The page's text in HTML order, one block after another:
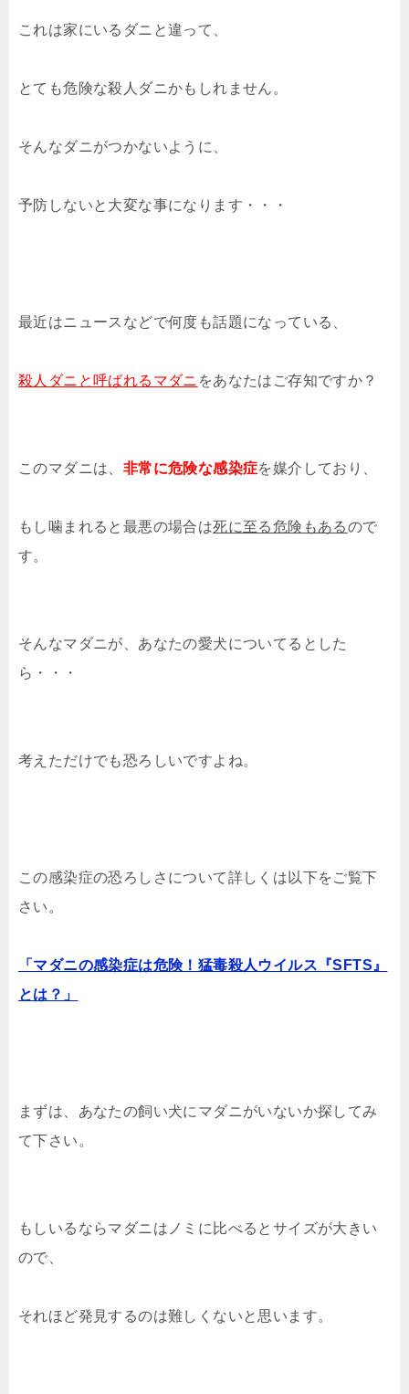
これは家にいるダニと違って、
とても危険な殺人ダニかもしれません。
そんなダニがつかないように、
予防しないと大変な事になります・・・
最近はニュースなどで何度も話題になっている、
殺人ダニと呼ばれるマダニ をあなたはご存知ですか？
このマダニは、 非常に危険な感染症を媒介しており、
もし噛まれると最悪の場合は死に至る危険もあるので
す。
そんなマダニが、あなたの愛犬についてるとした
ら・・・
考えただけでも恐ろしいですよね。
この感染症の恐ろしさについて詳しくは以下をご覧下
さい。
「マダニの感染症は危険！猛毒殺人ウイルス『SFTS』
とは？」
まずは、あなたの飼い犬にマダニがいないか探してみ
て下さい。
もしいるならマダニはノミに比べるとサイズが大きい
ので、
それほど発見するのは難しくないと思います。